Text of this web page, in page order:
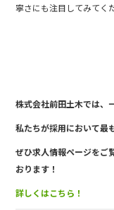
寧さにも注目してみてく
株式会社前田土木では、
私たちが採用において最
ぜひ求人情報ページをご
おります！
詳しくはこちら！